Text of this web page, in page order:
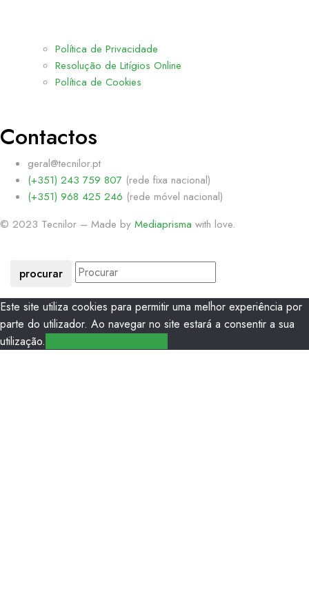
Política de Privacidade
Resolução de Litígios Online
Política de Cookies
Contactos
geral@tecnilor.pt
(+351) 243 759 807 (rede fixa nacional)
(+351) 968 425 246 (rede móvel nacional)
© 2023 Tecnilor – Made by Mediaprisma with love.
procurar
Este site utiliza cookies para permitir uma melhor experiência por
parte do utilizador. Ao navegar no site estará a consentir a sua
utilização.